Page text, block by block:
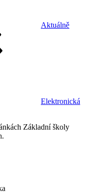
Aktuálně
Elektronická
Základní školy